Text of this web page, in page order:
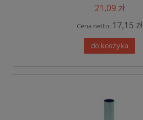
21,09 zł
Cena netto: 17,15 zł
do koszyka